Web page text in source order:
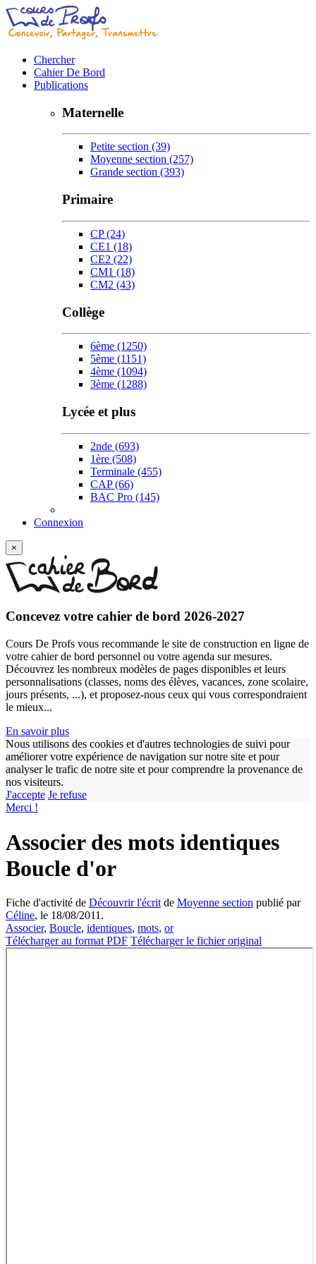
Chercher
Cahier De Bord
Publications
Maternelle
Petite section (39)
Moyenne section (257)
Grande section (393)
Primaire
CP(24)
CE1 (18)
CE2 (22)
CM1 (18)
CM2 (43)
Collège
6ème (1250)
5ème (1151)
4ème (1094)
3ème (1288)
Lycée et plus
2nde (693)
1ère (508)
Terminale (455)
CAP(66)
BAC Pro (145)
Connexion
×
Concevez votre cahier de bord 2026-2027
Cours De Profs vous recommande le site de construction en ligne de
votre cahier de bord personnel ou votre agenda sur mesures.
Découvrez les nombreux modèles de pages disponibles et leurs
personnalisations (classes, noms des élèves, vacances, zone scolaire,
jours présents, ...), et proposez-nous ceux qui vous correspondraient
le mieux...
En savoir plus
Nous utilisons des cookies et d'autres technologies de suivi pour
améliorer votre expérience de navigation sur notre site et pour
analyser le trafic de notre site et pour comprendre la provenance de
nos visiteurs.
J'accepte Je refuse
Merci !
Associer des mots identiques
Boucle d'or
Fiche d'activité de Découvrir l'écrit de Moyenne section publié par
Céline, le 18/08/2011.
Associer, Boucle, identiques, mots, or
Télécharger au format PDF Télécharger le fichier original